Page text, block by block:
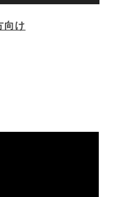
向け